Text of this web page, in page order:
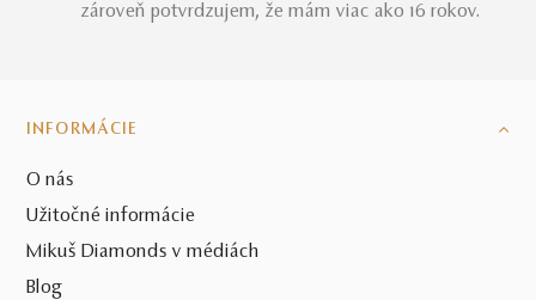
zároveň potvrdzujem, že mám viac ako 16 rokov.
INFORMÁCIE
O nás
Užitočné informácie
Mikuš Diamonds v médiách
Blog